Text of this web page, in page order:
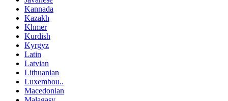
Kannada
Kazakh
Khmer
Kurdish
Kyrgyz
Latin
Latvian
Lithuanian
Luxembou..
Macedonian